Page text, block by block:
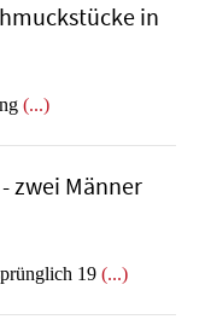
in
(...)
zwei Männer
19 (...)